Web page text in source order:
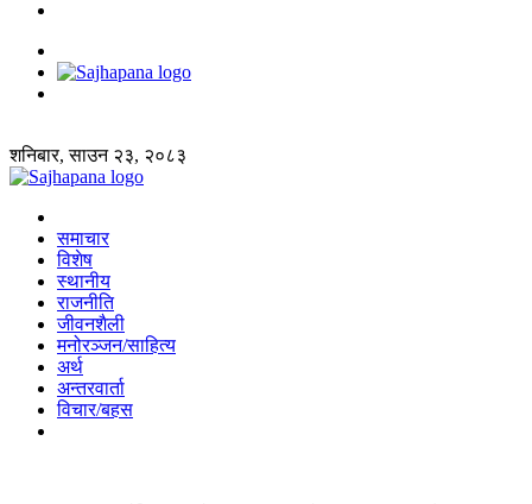
शनिबार, साउन २३, २०८३
समाचार
विशेष
स्थानीय
राजनीति
जीवनशैली
मनोरञ्जन/साहित्य
अर्थ
अन्तरवार्ता
विचार/बहस